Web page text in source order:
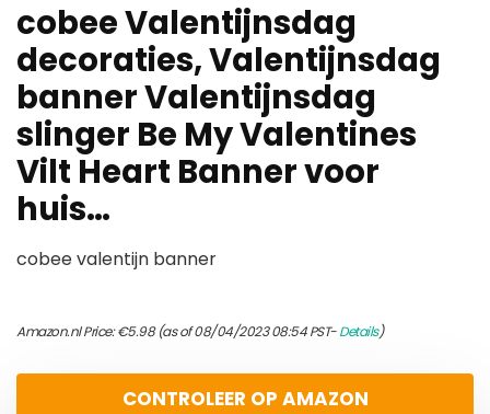
cobee Valentijnsdag
decoraties, Valentijnsdag
banner Valentijnsdag
slinger Be My Valentines
Vilt Heart Banner voor
huis…
cobee valentijn banner
Amazon.nl Price:€5.98(as of 08/04/2023 08:54 PST-Details)
CONTROLEER OP AMAZON